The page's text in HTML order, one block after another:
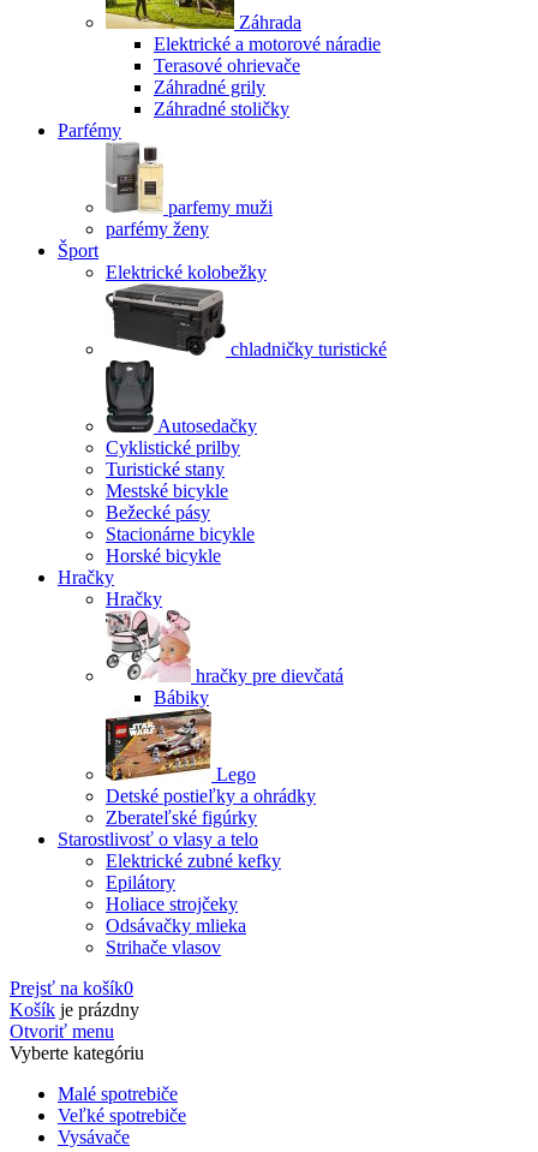
Záhrada
Elektrické a motorové náradie
Terasové ohrievače
Záhradné grily
Záhradné stoličky
Parfémy
parfemy muži
parfémy ženy
Šport
Elektrické kolobežky
chladničky turistické
Autosedačky
Cyklistické prilby
Turistické stany
Mestské bicykle
Bežecké pásy
Stacionárne bicykle
Horské bicykle
Hračky
Hračky
hračky pre dievčatá
Bábiky
Lego
Detské postieľky a ohrádky
Zberateľské figúrky
Starostlivosť o vlasy a telo
Elektrické zubné kefky
Epilátory
Holiace strojčeky
Odsávačky mlieka
Strihače vlasov
Prejsť na košík0
Košík je prázdny
Otvoriť menu
Vyberte kategóriu
Malé spotrebiče
Veľké spotrebiče
Vysávače